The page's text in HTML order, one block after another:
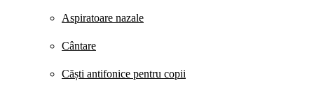
Aspiratoare nazale
Cântare
Căști antifonice pentru copii